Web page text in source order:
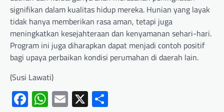
signifikan dalam kualitas hidup mereka. Hunian yang layak
tidak hanya memberikan rasa aman, tetapi juga
meningkatkan kesejahteraan dan kenyamanan sehari-hari.
Program ini juga diharapkan dapat menjadi contoh positif
bagi upaya perbaikan kondisi perumahan di daerah lain.
(Susi Lawati)
Facebook
WhatsApp
Email
X